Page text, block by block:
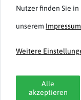
Nutzer finden Sie in
unserem Impressum
Weitere
Alle
akzeptieren